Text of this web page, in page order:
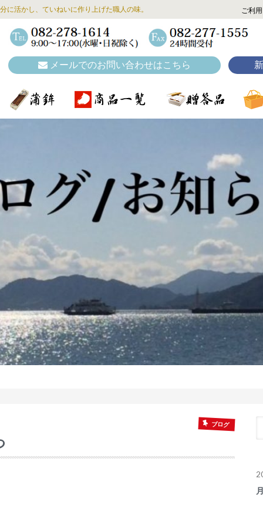
活かし、ていねいに作り上げた職人の味。 ご利
メールでのお問い合わせはこちら
ブログ